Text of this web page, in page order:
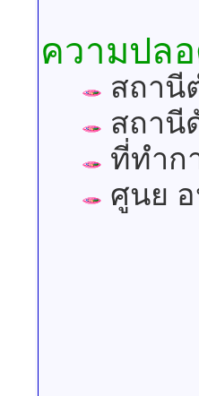
ความปล
สถานี
สถานี
ที่ทำก
ศูนย